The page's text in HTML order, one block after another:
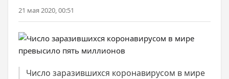
21 мая 2020, 00:51
Число заразившихся коронавирусом в мире